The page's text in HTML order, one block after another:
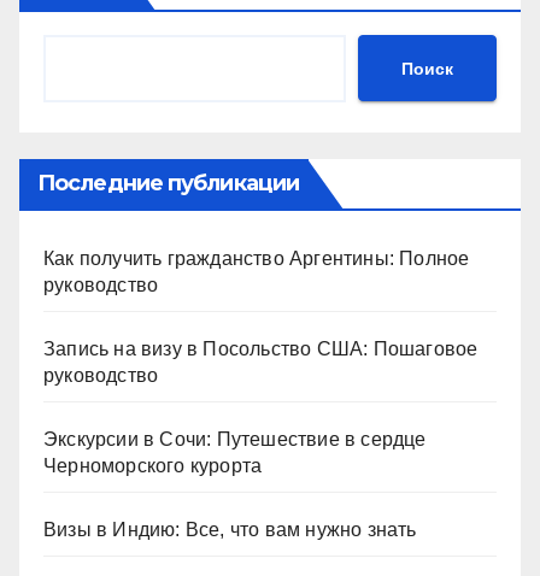
Поиск
Последние публикации
Как получить гражданство Аргентины: Полное
руководство
Запись на визу в Посольство США: Пошаговое
руководство
Экскурсии в Сочи: Путешествие в сердце
Черноморского курорта
Визы в Индию: Все, что вам нужно знать